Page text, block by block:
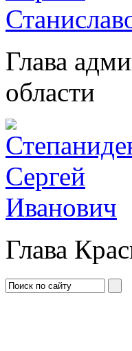
Глава
области
Глава